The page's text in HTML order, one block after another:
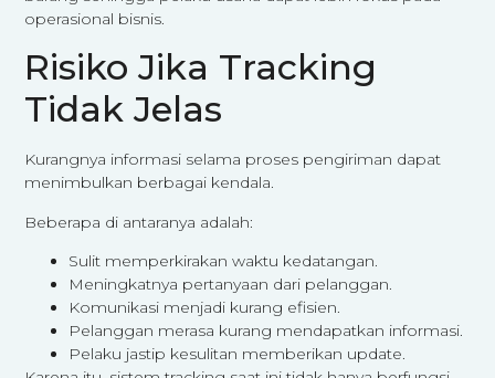
operasional bisnis.
Risiko Jika Tracking
Tidak Jelas
Kurangnya informasi selama proses pengiriman dapat
menimbulkan berbagai kendala.
Beberapa di antaranya adalah:
Sulit memperkirakan waktu kedatangan.
Meningkatnya pertanyaan dari pelanggan.
Komunikasi menjadi kurang efisien.
Pelanggan merasa kurang mendapatkan informasi.
Pelaku jastip kesulitan memberikan update.